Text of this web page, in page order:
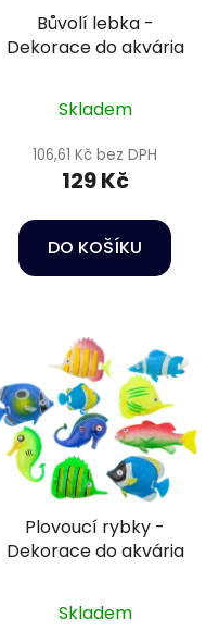
Bůvolí lebka -
Dekorace do akvária
Skladem
106,61 Kč bez DPH
129 Kč
DO KOŠÍKU
Plovoucí rybky -
Dekorace do akvária
Skladem